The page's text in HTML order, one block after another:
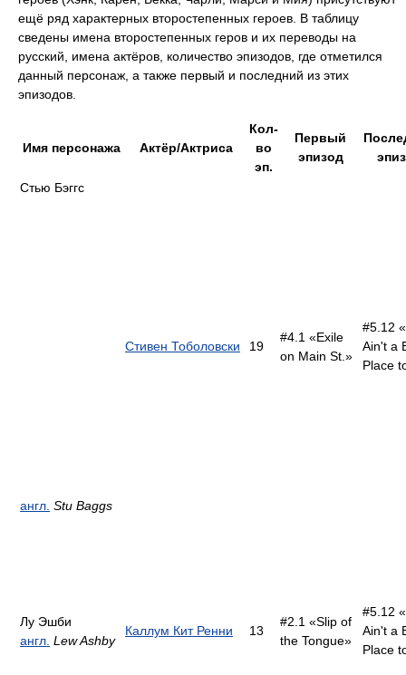
ещё ряд характерных второстепенных героев. В таблицу
сведены имена второстепенных геров и их переводы на
русский, имена актёров, количество эпизодов, где отметился
данный персонаж, а также первый и последний из этих
эпизодов.
Имя персонажа Актёр/Актриса
Кол-
во
эп.
Первый
эпизод
Стью Бэггс
англ. Stu Baggs
Стивен Тоболовски 19
#4.1 «Exile
on Main St.»
#5.12
Ain't a
Place
Лу Эшби
англ. Lew Ashby
Каллум Кит Ренни 13
#2.1 «Slip of
the Tongue»
#5.12
Ain't a
Place